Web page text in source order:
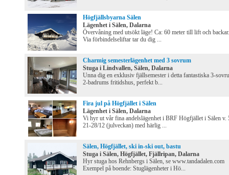
Högfjällsbyarna Sälen
Lägenhet i Sälen, Dalarna
Övervåning med utsökt läge! Ca: 60 meter till lift och backar.
Via förbindelseliftar tar du dig ...
Charmig semesterlägenhet med 3 sovrum
Stuga i Lindvallen, Sälen, Dalarna
Unna dig en exklusiv fjällsemester i detta fantastiska 3-
2-badrums fritidshus, perfekt b...
Fira jul på Högfjället i Sälen
Lägenhet i Sälen, Dalarna
Vi hyr ut vår fina andelslägenhet i BRF Högfjället i Sälen v.
21-28/12 (julveckan) med härlig ...
Sälen, Högfjället, ski in-ski out, bastu
Stuga i Sälen, Högfjället, Fjällripan, Dalarna
Hyr stuga hos Rehnbergs i Sälen, se www.tandadalen.com
Exempel på boende: Stuglägenheter i Hö...